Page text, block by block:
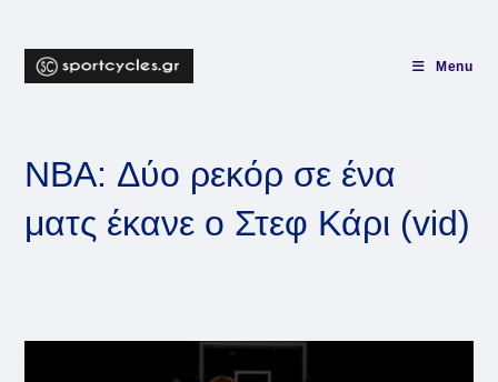
content
Menu
NBA: Δύο ρεκόρ σε ένα
ματς έκανε ο Στεφ Κάρι (vid)